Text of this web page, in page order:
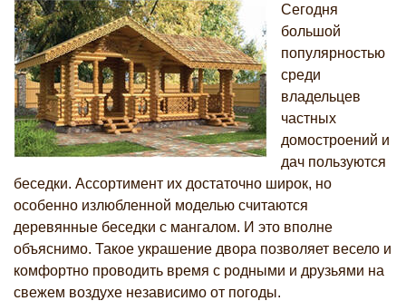
Сегодня
большой
популярностью
среди
владельцев
частных
домостроений и
дач пользуются
беседки. Ассортимент их достаточно широк, но
особенно излюбленной моделью считаются
деревянные беседки с мангалом. И это вполне
объяснимо. Такое украшение двора позволяет весело и
комфортно проводить время с родными и друзьями на
свежем воздухе независимо от погоды.